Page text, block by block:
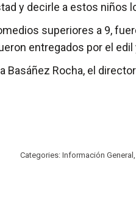
y decirle a estos niños
superiores a 9,
entregados por el
Rocha, el
Categories: Información General ,